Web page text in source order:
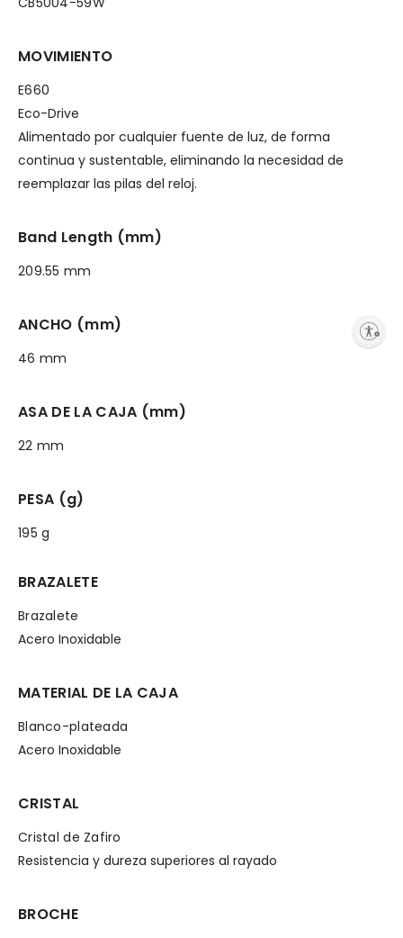
MOVIMIENTO
E660
Eco-Drive
Alimentado por cualquier fuente de luz, de forma
continua y sustentable, eliminando la necesidad de
reemplazar las pilas del reloj.
Band Length (mm)
209.55 mm
ANCHO (mm)
46 mm
ASA DE LA CAJA (mm)
22 mm
PESA (g)
195 g
BRAZALETE
Brazalete
Acero Inoxidable
MATERIAL DE LA CAJA
Blanco-plateada
Acero Inoxidable
CRISTAL
Cristal de Zafiro
Resistencia y dureza superiores al rayado
BROCHE